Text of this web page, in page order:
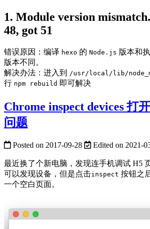
1. Module version
48, got 51
错误原因：编译 hexo 的 Node.js 版本和
版本不同。
解决办法：进入到 /usr/local/lib/
行 npm rebuild 即可解决
Chrome inspect devices 打
问题
Posted on 2017-09-28 Edited on 2021-
最近换了个新电脑，发现连手机调试 H5
可以发现设备，但是点击inspect 按钮之
一个空白页面。